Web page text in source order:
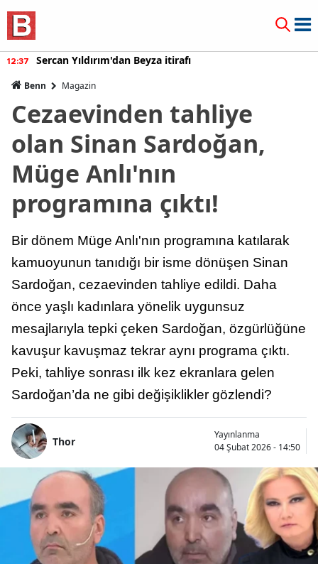
12:37 Sercan Yıldırım'dan Beyza itirafı
Benn Magazin
Cezaevinden tahliye
olan Sinan Sardoğan,
Müge Anlı'nın
programına çıktı!
Bir dönem Müge Anlı'nın programına katılarak
kamuoyunun tanıdığı bir isme dönüşen Sinan
Sardoğan, cezaevinden tahliye edildi. Daha
önce yaşlı kadınlara yönelik uygunsuz
mesajlarıyla tepki çeken Sardoğan, özgürlüğüne
kavuşur kavuşmaz tekrar aynı programa çıktı.
Peki, tahliye sonrası ilk kez ekranlara gelen
Sardoğan’da ne gibi değişiklikler gözlendi?
Thor
Yayınlanma
04 Şubat 2026 - 14:50